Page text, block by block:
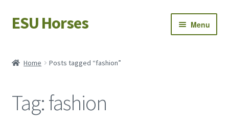
Skip
to
Skip
to
ESU Horses Menu
Save Horses
Home Posts tagged “fashion”
Tag:fashion